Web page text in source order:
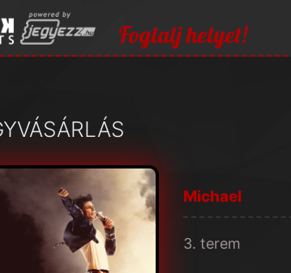
Foglalj helyet!
Michael
3. terem